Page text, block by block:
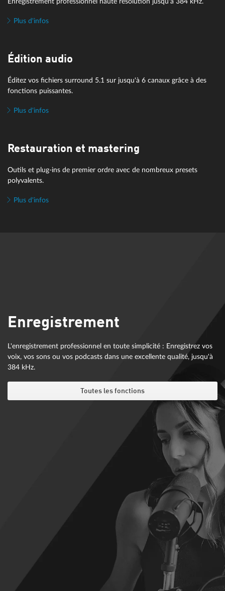
Plus d'infos
Édition audio
Éditez vos fichiers surround 5.1 sur jusqu'à 6 canaux grâce à des
fonctions puissantes.
Plus d'infos
Restauration et mastering
Outils et plug-ins de premier ordre avec de nombreux presets
polyvalents.
Plus d'infos
Enregistrement
L'enregistrement professionnel en toute simplicité : Enregistrez vos
voix, vos sons ou vos podcasts dans une excellente qualité, jusqu'à
384 kHz.
Toutes les fonctions